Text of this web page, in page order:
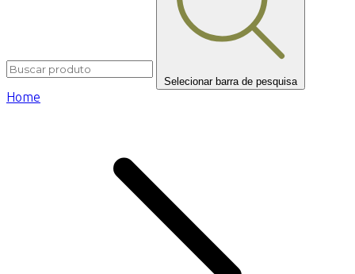
Selecionar barra de pesquisa
Home